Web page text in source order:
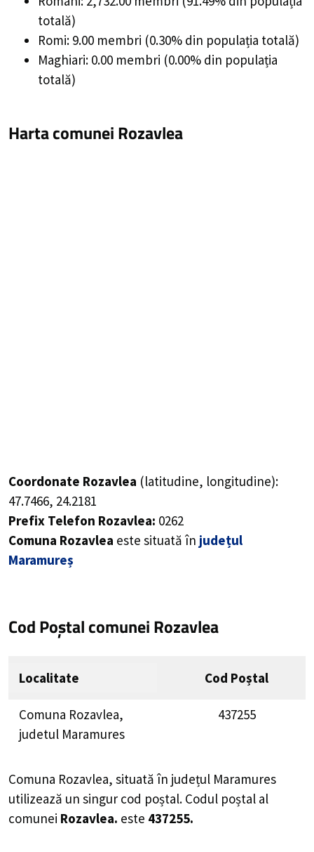
totală)
Romi: 9.00 membri (0.30% din populația totală)
Maghiari: 0.00 membri (0.00% din populația
totală)
Harta comunei Rozavlea
Coordonate Rozavlea (latitudine, longitudine):
47.7466, 24.2181
Prefix Telefon Rozavlea: 0262
Comuna Rozavlea este situată în județul
Maramureș
Cod Poștal comunei Rozavlea
Localitate Cod Poștal
Comuna Rozavlea,
judetul Maramures
437255
Comuna Rozavlea, situată în județul Maramures
utilizează un singur cod poștal. Codul poștal al
comunei Rozavlea. este 437255.